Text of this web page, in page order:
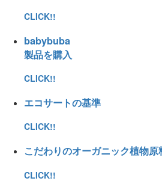
CLICK!!
babybuba
製品を購入
CLICK!!
エコサートの基準
CLICK!!
こだわりのオーガニック植物原
CLICK!!